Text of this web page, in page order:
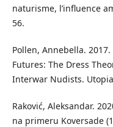
naturisme, l’influence
56.
Pollen, Annebella.
Futures: The Dress
Interwar Nudists.
Raković, Aleksandar.
na primeru Koversade